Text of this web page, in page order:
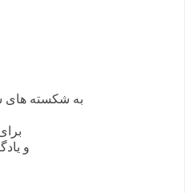
به شکسته های
و